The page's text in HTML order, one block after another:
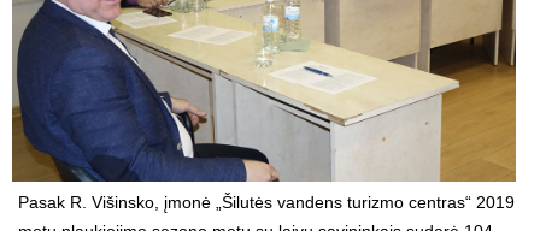
Pasak R. Višinsko, įmonė „Šilutės vandens turizmo centras“ 2019